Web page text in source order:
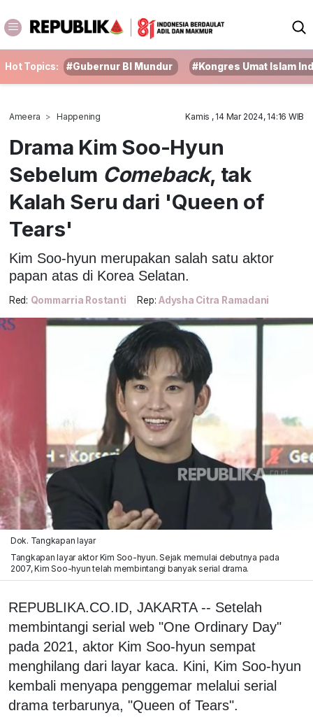
Hot Topics: #Gubernur BI Mundur #Kongres Umat Islam
Ameera Happening Kamis , 14 Mar 2024, 14:16 WIB
Drama Kim Soo-Hyun
Sebelum Comeback, tak
Kalah Seru dari 'Queen of
Tears'
Kim Soo-hyun merupakan salah satu aktor
papan atas di Korea Selatan.
Red: Qommarria Rostanti Rep: Adysha Citra Ramadani
Dok. Tangkapan layar
Tangkapan layar aktor Kim Soo-hyun. Sejak memulai debutnya pada
2007, Kim Soo-hyun telah membintangi banyak serial drama.
REPUBLIKA.CO.ID, JAKARTA -- Setelah
membintangi serial web "One Ordinary Day"
pada 2021, aktor Kim Soo-hyun sempat
menghilang dari layar kaca. Kini, Kim Soo-hyun
kembali menyapa penggemar melalui serial
drama terbarunya, "Queen of Tears".